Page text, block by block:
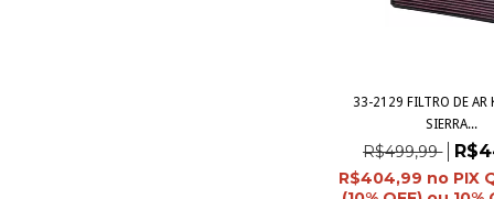
33-2129 FILTRO DE AR
SIERRA...
R$499,99
R$404,99